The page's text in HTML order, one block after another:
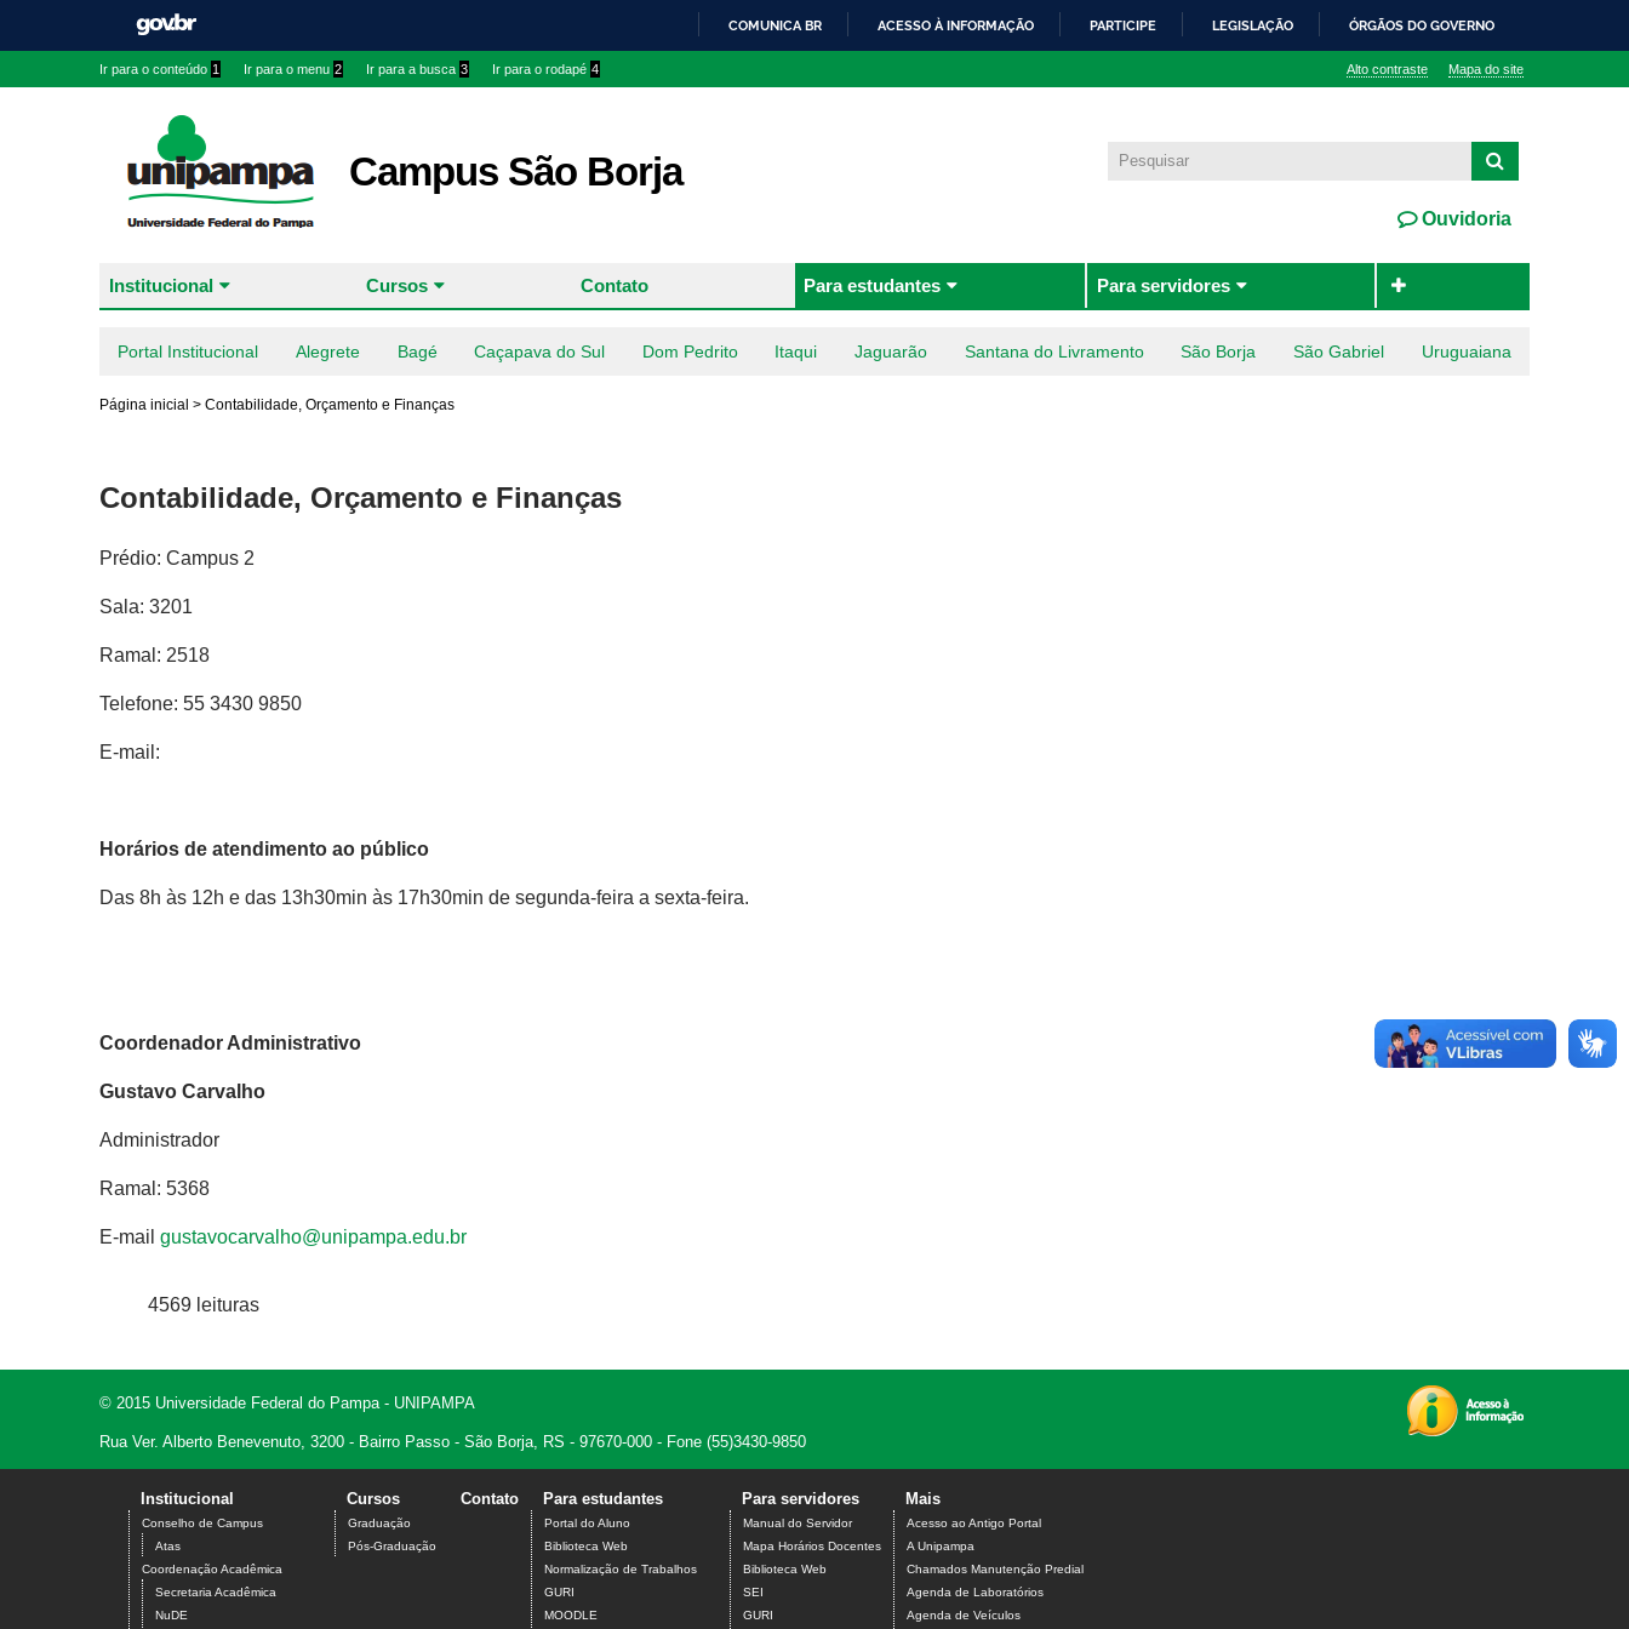
COMUNICA BR ACESSO À INFORMAÇÃO PARTICIPE LEGISLAÇÃO ÓRGÃOS DO GOVERNO
Ir para o conteúdo 1 Ir para o menu 2 Ir para a busca 3 Ir para o rodapé 4 Alto contraste Mapa do site
Campus São Borja
Ouvidoria
Institucional Cursos Contato Para estudantes Para servidores
Portal Institucional Alegrete Bagé Caçapava do Sul Dom Pedrito Itaqui Jaguarão Santana do Livramento São Borja São Gabriel Uruguaiana
Página inicial > Contabilidade, Orçamento e Finanças
Contabilidade, Orçamento e Finanças
Prédio: Campus 2
Sala: 3201
Ramal: 2518
Telefone: 55 3430 9850
E-mail:
Horários de atendimento ao público
Das 8h às 12h e das 13h30min às 17h30min de segunda-feira a sexta-feira.
Coordenador Administrativo
Gustavo Carvalho
Administrador
Ramal: 5368
E-mail gustavocarvalho@unipampa.edu.br
4569 leituras
© 2015 Universidade Federal do Pampa - UNIPAMPA
Rua Ver. Alberto Benevenuto, 3200 - Bairro Passo - São Borja, RS - 97670-000 - Fone (55)3430-9850
Institucional
Conselho de Campus
Atas
Coordenação Acadêmica
Secretaria Acadêmica
NuDE
Cursos
Graduação
Pós-Graduação
Contato Para estudantes
Portal do Aluno
Biblioteca Web
Normalização de Trabalhos
GURI
MOODLE
Para servidores
Manual do Servidor
Mapa Horários Docentes
Biblioteca Web
SEI
GURI
Mais
Acesso ao Antigo Portal
A Unipampa
Chamados Manutenção Predial
Agenda de Laboratórios
Agenda de Veículos